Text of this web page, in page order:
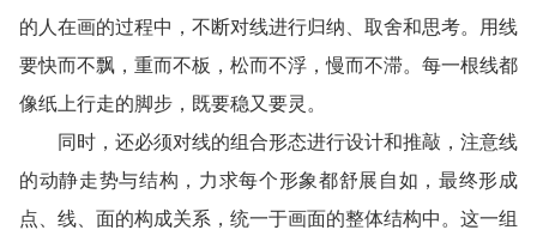
的人在画的过程中，不断对线进行归纳、取舍和思考。用线
要快而不飘，重而不板，松而不浮，慢而不滞。每一根线都
像纸上行走的脚步，既要稳又要灵。
同时，还必须对线的组合形态进行设计和推敲，注意线
的动静走势与结构，力求每个形象都舒展自如，最终形成
点、线、面的构成关系，统一于画面的整体结构中。这一组